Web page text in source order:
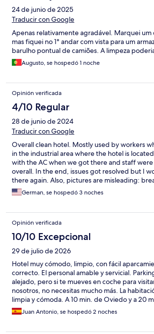
24 de junio de 2025
Traducir con Google
Apenas relativamente agradável. Marquei
mas fiquei no 1° andar com vista para um
barulho pontual de camiões. A limpeza
Augusto, se hospedó 1 noche
Opinión verificada
4/10 Regular
28 de junio de 2024
Traducir con Google
Overall clean hotel. Mostly used by workers
in the industrial area where the hotel is
with the AC when we got there and staff
overall. In the end, issues got resolved but I
there again. Also, pictures are misleading:
limited and property is surrounded by
German, se hospedó 3 noches
Opinión verificada
10/10 Excepcional
29 de julio de 2026
Hotel muy cómodo, limpio, con fácil
correcto. El personal amable y servicial.
alejado, pero si te mueves en coche para
nosotros, no necesitas mucho más. La
limpia y cómoda. A 10 min. de Oviedo y a 20
Juan Antonio, se hospedó 2 noches